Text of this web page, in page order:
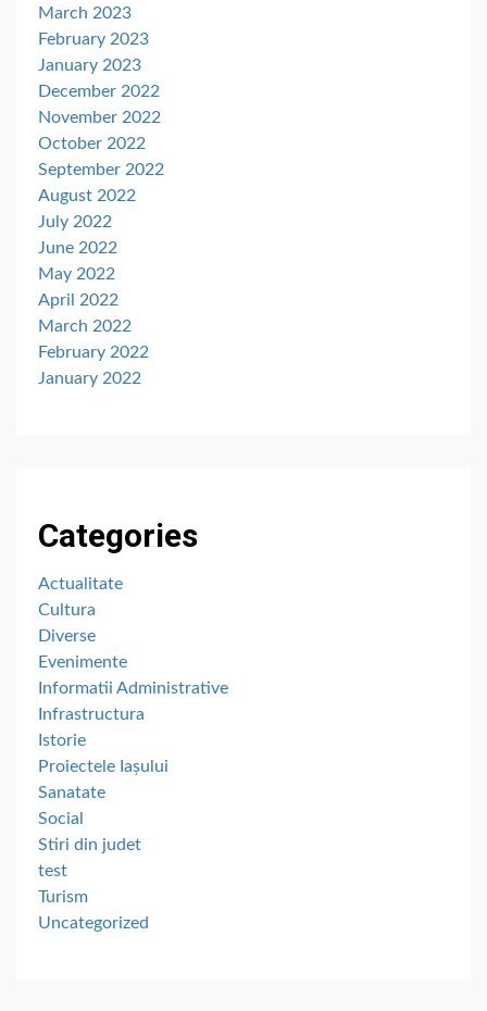
March 2023
February 2023
January 2023
December 2022
November 2022
October 2022
September 2022
August 2022
July 2022
June 2022
May 2022
April 2022
March 2022
February 2022
January 2022
Categories
Actualitate
Cultura
Diverse
Evenimente
Informatii Administrative
Infrastructura
Istorie
Proiectele Iașului
Sanatate
Social
Stiri din judet
test
Turism
Uncategorized